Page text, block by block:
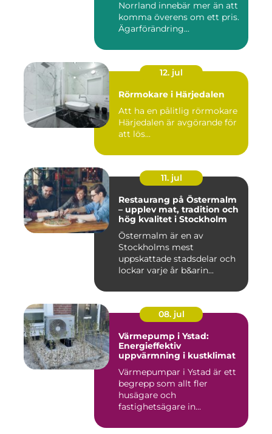
Norrland innebär mer än att
komma överens om ett pris.
Ägarförändring...
12. jul
Rörmokare i Härjedalen
Att ha en pålitlig rörmokare
Härjedalen är avgörande för
att lös...
11. jul
Restaurang på Östermalm
– upplev mat, tradition och
hög kvalitet i Stockholm
Östermalm är en av
Stockholms mest
uppskattade stadsdelar och
lockar varje år b&arin...
08. jul
Värmepump i Ystad:
Energieffektiv
uppvärmning i kustklimat
Värmepumpar i Ystad är ett
begrepp som allt fler
husägare och
fastighetsägare in...